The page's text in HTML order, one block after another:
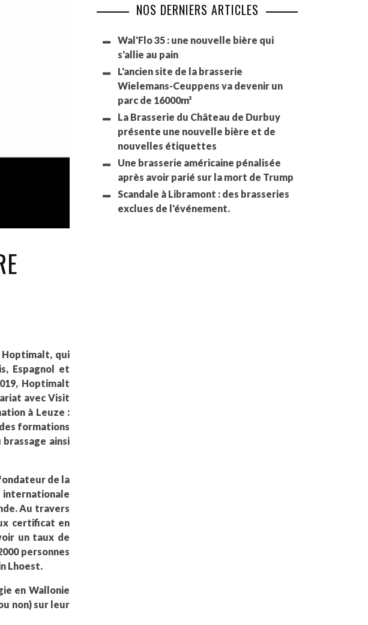
qui
Espagnol et
Hoptimalt
avec Visit
à Leuze :
formations
ainsi
de la
Au travers
certificat en
un taux de
personnes
Lhoest.
en Wallonie
non) sur leur
NOS DERNIERS ARTICLES
Wal'Flo 35 : une nouvelle bière qui
s'allie au pain
L'ancien site de la brasserie
Wielemans-Ceuppens va devenir un
parc de 16000m²
La Brasserie du Château de Durbuy
présente une nouvelle bière et de
nouvelles étiquettes
Une brasserie américaine pénalisée
après avoir parié sur la mort de Trump
Scandale à Libramont : des brasseries
exclues de l'événement.